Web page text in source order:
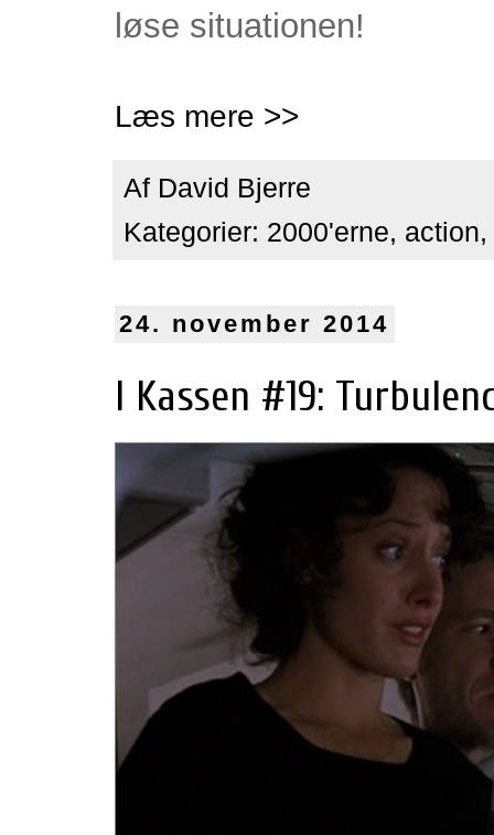
løse situationen!
Læs mere >>
Af David Bjerre
Kategorier: 2000'erne, action,
24. november 2014
I Kassen #19: